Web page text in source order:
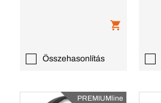
Összehasonlítás
PREMIUMline